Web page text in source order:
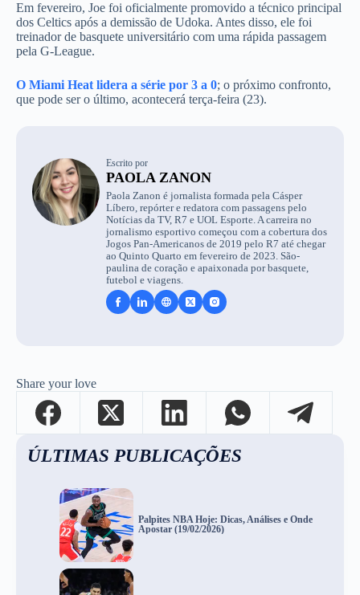
Em fevereiro, Joe foi oficialmente promovido a técnico principal
dos Celtics após a demissão de Udoka. Antes disso, ele foi
treinador de basquete universitário com uma rápida passagem
pela G-League.
O Miami Heat lidera a série por 3 a 0; o próximo confronto,
que pode ser o último, acontecerá terça-feira (23).
Escrito por
PAOLA ZANON
Paola Zanon é jornalista formada pela Cásper
Líbero, repórter e redatora com passagens pelo
Notícias da TV, R7 e UOL Esporte. A carreira no
jornalismo esportivo começou com a cobertura dos
Jogos Pan-Americanos de 2019 pelo R7 até chegar
ao Quinto Quarto em fevereiro de 2023. São-
paulina de coração e apaixonada por basquete,
futebol e viagens.
Share your love
ÚLTIMAS PUBLICAÇÕES
Palpites NBA Hoje: Dicas, Análises e Onde
Apostar (19/02/2026)